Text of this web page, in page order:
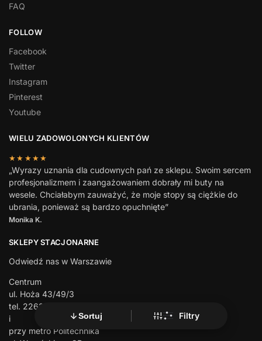
FAQ
FOLLOW
Facebook
Twitter
Instagram
Pinterest
Youtube
WIELU ZADOWOLONYCH KLIENTÓW
★★★★★
„Wyrazy uznania dla cudownych pań ze sklepu. Swoim sercem
profesjonalizmem i zaangażowaniem dobrały mi buty na
wesele. Chciałabym zauważyć, że moje stopy są ciężkie do
ubrania, ponieważ są bardzo opuchnięte”
Monika K.
SKLEPY STACJONARNE
Odwiedź nas w Warszawie
Centrum
ul. Hoża 43/49/3
tel. 226289322
i
przy metro Politechnika
Sortuj Filtry